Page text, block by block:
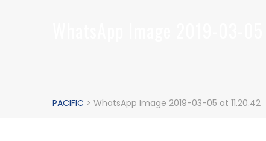
PACIFIC > WhatsApp Image 2019-03-05 at 11.20.42